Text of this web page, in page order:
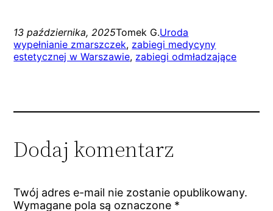
13 października, 2025Tomek G.Uroda
wypełnianie zmarszczek, zabiegi medycyny
estetycznej w Warszawie, zabiegi odmładzające
Dodaj komentarz
Twój adres e-mail nie zostanie opublikowany.
Wymagane pola są oznaczone *